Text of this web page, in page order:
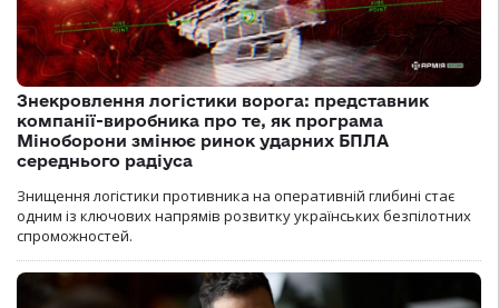
Знекровлення логістики ворога: представник
компанії-виробника про те, як програма
Міноборони змінює ринок ударних БПЛА
середнього радіуса
Знищення логістики противника на оперативній глибині стає
одним із ключових напрямів розвитку українських безпілотних
спроможностей.